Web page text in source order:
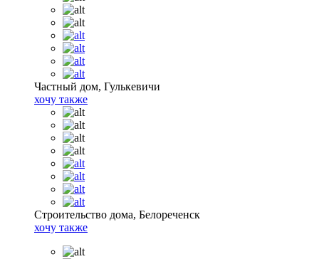
Частный дом, Гулькевичи
хочу также
Строительство дома, Белореченск
хочу также